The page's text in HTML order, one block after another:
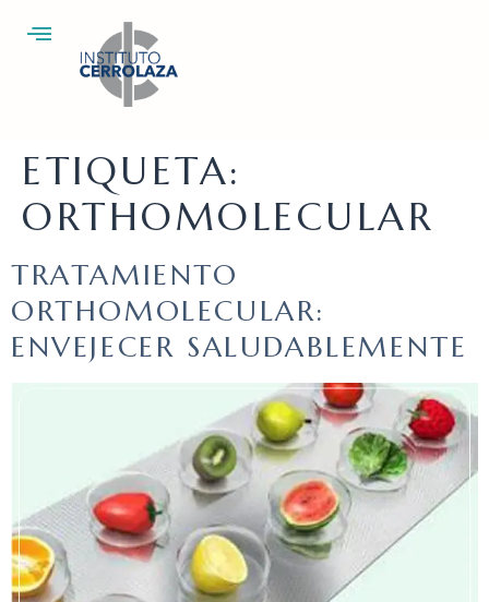
ETIQUETA:
ORTHOMOLECULAR
TRATAMIENTO
ORTHOMOLECULAR:
ENVEJECER SALUDABLEMENTE